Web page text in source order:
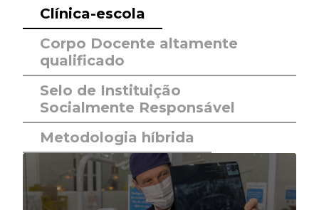
Clínica-escola
Corpo Docente altamente
qualificado
Selo de Instituição
Socialmente Responsável
Metodologia híbrida